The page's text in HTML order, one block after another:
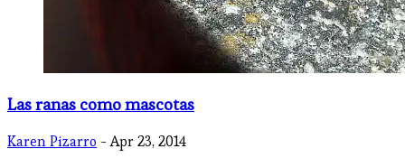
Las ranas como mascotas
Karen Pizarro - Apr 23, 2014